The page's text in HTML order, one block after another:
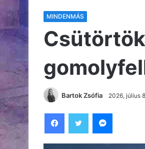
MINDENMÁS
Bartok Zsófia 2026, július